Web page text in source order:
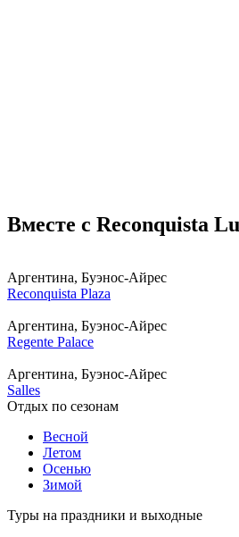
Вместе с Reconquista
Аргентина, Буэнос-Айрес
Reconquista Plaza
Аргентина, Буэнос-Айрес
Regente Palace
Аргентина, Буэнос-Айрес
Salles
Отдых по сезонам
Весной
Летом
Осенью
Зимой
Туры на праздники и выходные